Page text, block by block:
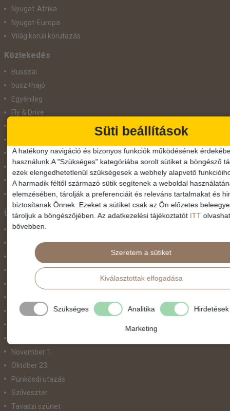
Nyugat-Afrika
Nyugat-Európa
Világ körüli körutazás
Közlekedés
Busszal
busz+hajó
Egyénileg
Fly & Drive
repülő+hajó
Repülővel
Szolgáltatás
Vonat
Ünnepek
Adventi hetek
Karácsonyi utazás
Karnevál
Két ünnep között
Március 15.
November 1.
Október 23.
Pünkösdi utazás
Szilveszter
Tavaszi szünet
Süti beállítások
A hatékony navigáció és bizonyos funkciók működésének
használunk.A "Szükséges" kategóriába sorolt sütiket a böngésző
ezek elengedhetetlenül szükségesek a webhely alapvető
A harmadik féltől származó sütik segítenek a weboldal
elemzésében, tárolják a preferenciáit és releváns tartalmakat és
biztosítanak Önnek. Ezeket a sütiket csak az Ön előzetes
tároljuk a böngészőjében. Az adatkezelési tájékoztatót ITT
bővebben.
Szeretem a sütiket
Kiválasztottak elfogadása
Szükséges Analitika Hirdetések
Marketing